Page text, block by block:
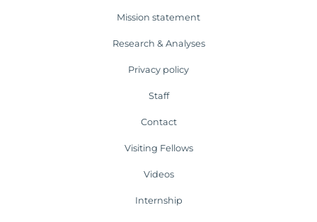
Mission statement
Research & Analyses
Privacy policy
Staff
Contact
Visiting Fellows
Videos
Internship